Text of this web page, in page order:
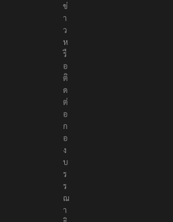
ข่
า
ว
ห
รื
อ
ติ
ด
ต่
อ
ก
อ
ง
บ
ร
ร
ณ
า